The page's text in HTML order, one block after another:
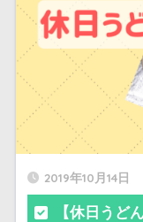
2019年10月14日
【休日うど